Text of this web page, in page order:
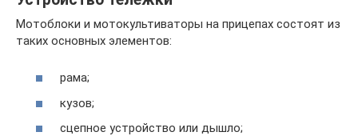
Мотоблоки и мотокультиваторы на прицепах состоят из
таких основных элементов:
рама;
кузов;
сцепное устройство или дышло;